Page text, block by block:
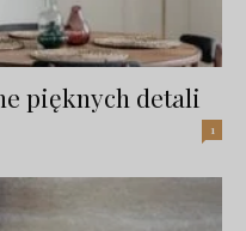
pięknych detali
1